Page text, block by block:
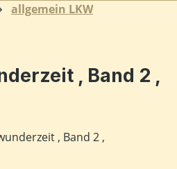
allgemein LKW
, Band 2 ,